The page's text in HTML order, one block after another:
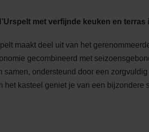
met verfijnde keuken en
maakt deel uit van het
gecombineerd met
ondersteund door een
kasteel geniet je van een bijzondere